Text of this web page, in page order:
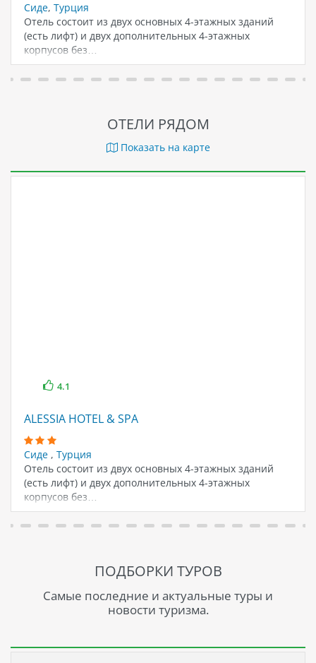
Сиде, Турция
Отель состоит из двух основных 4-этажных зданий
(есть лифт) и двух дополнительных 4-этажных
корпусов без…
ОТЕЛИ РЯДОМ
Показать на карте
4.1
ALESSIA HOTEL & SPA
Сиде , Турция
Отель состоит из двух основных 4-этажных зданий
(есть лифт) и двух дополнительных 4-этажных
корпусов без…
ПОДБОРКИ ТУРОВ
Самые последние и актуальные туры и
новости туризма.